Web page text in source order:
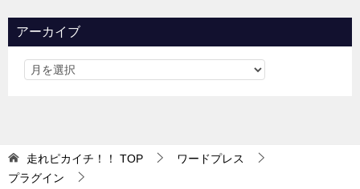
アーカイブ
走れピカイチ！！ TOP
ワードプレス
プラグイン